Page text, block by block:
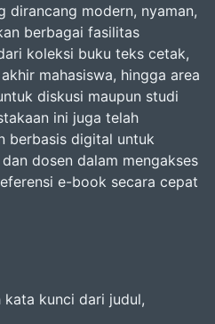
dirancang modern, nyaman,
berbagai fasilitas
koleksi buku teks cetak,
mahasiswa, hingga area
diskusi maupun studi
ini juga telah
berbasis digital untuk
dosen dalam mengakses
e-book secara cepat
kata kunci dari judul,